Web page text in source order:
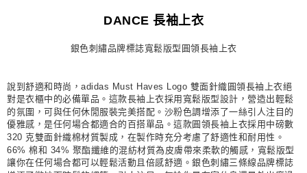
每筆NT$80，滿NT$1,500(含以上)免運費
每筆NT$80，滿NT$1,500(含以上)免運費
付款後門市自取
每筆NT$80，滿NT$1,500(含以上)免運費
DANCE 長袖上衣
銀色刺繡品牌標誌寬鬆版型圓領長袖上衣
說到舒適和時尚，adidas Must Haves Logo 雙面針織圓領長袖上衣絕
對是衣櫃中的必備單品。這款長袖上衣採用寬鬆版型設計，營造出輕鬆
的氛圍，可與任何休閒服裝完美搭配。沙粉色調增添了一絲引人注目的
優雅感，是任何場合都適合的百搭單品。這款圓領長袖上衣採用中磅數
320 克雙面針織棉材質製成，在製作時充分考慮了舒適性和耐用性。
66% 棉和 34% 聚酯纖維的混紡材質為皮膚帶來柔軟的觸感，寬鬆版型
讓你在任何場合都可以輕鬆活動且倍感舒適。銀色刺繡三條線品牌標誌